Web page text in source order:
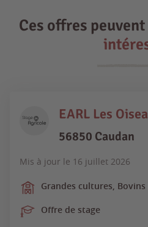
Ces offres
EARL Les
56850 Caudan
Mis à jour le 16 juillet 2026
Grandes cultures, Bovins
Offre de stage